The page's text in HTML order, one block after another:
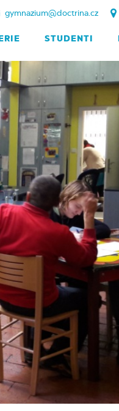
STUDENTI
gymnazium@doctrina.cz